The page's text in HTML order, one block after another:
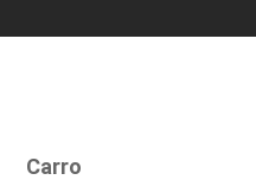
Carro